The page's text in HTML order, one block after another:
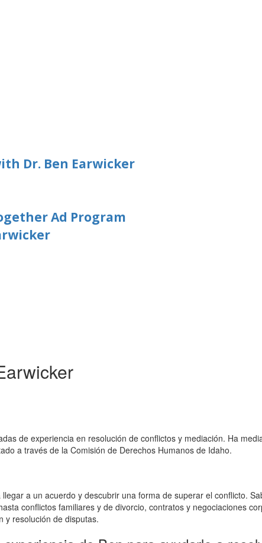
Dr. Ben Earwicker
Ad Program
de experiencia en resolución de conflictos y mediación. Ha
a través de la Comisión de Derechos Humanos de Idaho.
a un acuerdo y descubrir una forma de superar el conflicto.
conflictos familiares y de divorcio, contratos y negociaciones
y resolución de disputas.